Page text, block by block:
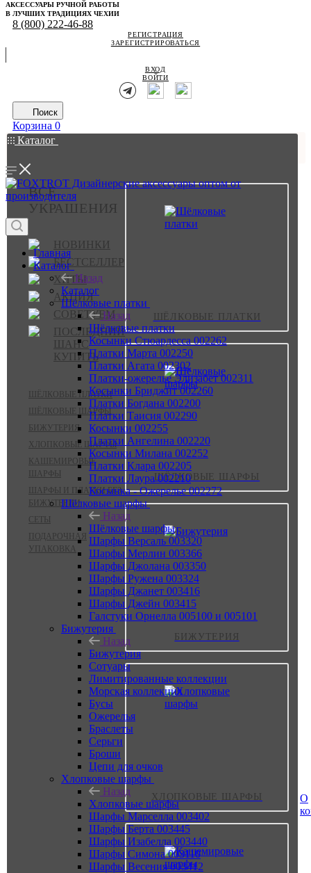
АКСЕССУАРЫ РУЧНОЙ РАБОТЫ
В ЛУЧШИХ ТРАДИЦИЯХ ЧЕХИИ
8 (800) 222-46-88
РЕГИСТРАЦИЯ
ЗАРЕГИСТРИРОВАТЬСЯ
ВХОД
ВОЙТИ
Поиск
Корзина 0
Каталог
ВСЕ
УКРАШЕНИЯ
НОВИНКИ
БЕСТСЕЛЛЕР
ХИТЫ
АКЦИЯ
СОВЕТУЕМ
ПОСЛЕДНИЙ
ШАНС
КУПИТЬ
ШЁЛКОВЫЕ ПЛАТКИ
ШЁЛКОВЫЕ ШАРФЫ
БИЖУТЕРИЯ
ХЛОПКОВЫЕ ШАРФЫ
КАШЕМИРОВЫЕ
ШАРФЫ
ШАРФЫ И ПЛАТКИ БЕЗ
БИЖУТЕРИИ
СЕТЫ
ПОДАРОЧНАЯ
УПАКОВКА
ШЁЛКОВЫЕ ПЛАТКИ
ШЁЛКОВЫЕ ШАРФЫ
БИЖУТЕРИЯ
ХЛОПКОВЫЕ ШАРФЫ
О
Главная
Каталог
Назад
Каталог
Шёлковые платки
Назад
Шёлковые платки
Косынки Стюардесса 002262
Платки Марта 002250
Платки Агата 002302
Платки-ожерелье Элизабет 002311
Косынки Бриджит 002260
Платки Богдана 002200
Платки Таисия 002290
Косынки 002255
Платки Ангелина 002220
Косынки Милана 002252
Платки Клара 002205
Платки Лаура 002210
Косынка - Ожерелье 002272
Шёлковые шарфы
Назад
Шёлковые шарфы
Шарфы Версаль 003320
Шарфы Мерлин 003366
Шарфы Джолана 003350
Шарфы Ружена 003324
Шарфы Джанет 003416
Шарфы Джейн 003415
Галстуки Орнелла 005100 и 005101
Бижутерия
Назад
Бижутерия
Сотуары
Лимитированные коллекции
Морская коллекция
Бусы
Ожерелья
Браслеты
Серьги
Броши
Цепи для очков
Хлопковые шарфы
Назад
Хлопковые шарфы
Шарфы Марселла 003402
Шарфы Берта 003445
Шарфы Изабелла 003440
Шарфы Симона 003110
Шарфы Весения 003412